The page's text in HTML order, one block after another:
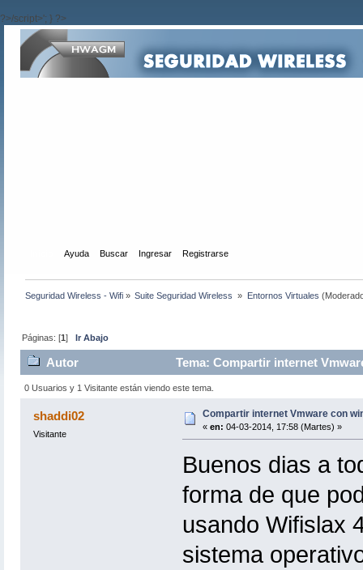
?>/script>'; } ?>
Ayuda Buscar Ingresar Registrarse
Seguridad Wireless - Wifi » Suite Seguridad Wireless » Entornos Virtuales
Páginas: [1]Ir Abajo
Autor Tema: Compartir internet
0 Usuarios y 1 Visitante están viendo este tema.
shaddi02
Visitante
Compartir internet Vmware con
« en: 04-03-2014, 17:58 (Martes) »
Buenos dias a
forma de que
usando Wifislax
sistema